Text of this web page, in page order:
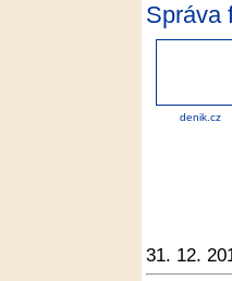
Správa
denik.cz
31. 12.